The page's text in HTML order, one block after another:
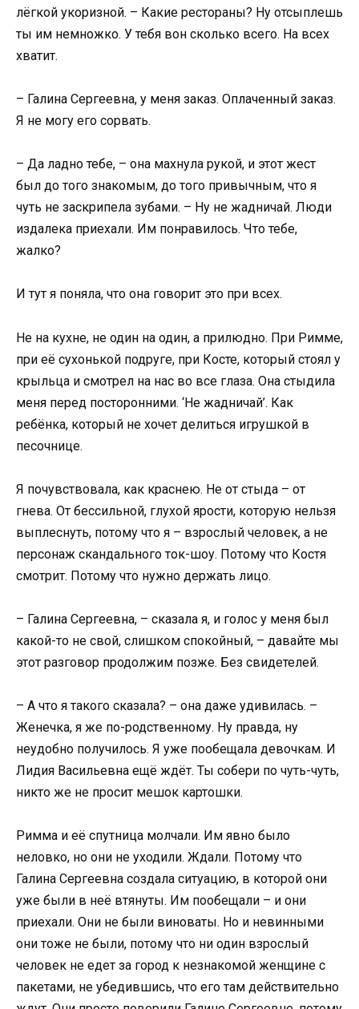
лёгкой укоризной. – Какие рестораны? Ну отсыплешь
ты им немножко. У тебя вон сколько всего. На всех
хватит.
– Галина Сергеевна, у меня заказ. Оплаченный заказ.
Я не могу его сорвать.
– Да ладно тебе, – она махнула рукой, и этот жест
был до того знакомым, до того привычным, что я
чуть не заскрипела зубами. – Ну не жадничай. Люди
издалека приехали. Им понравилось. Что тебе,
жалко?
И тут я поняла, что она говорит это при всех.
Не на кухне, не один на один, а прилюдно. При Римме,
при её сухонькой подруге, при Косте, который стоял у
крыльца и смотрел на нас во все глаза. Она стыдила
меня перед посторонними. ‘Не жадничай’. Как
ребёнка, который не хочет делиться игрушкой в
песочнице.
Я почувствовала, как краснею. Не от стыда – от
гнева. От бессильной, глухой ярости, которую нельзя
выплеснуть, потому что я – взрослый человек, а не
персонаж скандального ток-шоу. Потому что Костя
смотрит. Потому что нужно держать лицо.
– Галина Сергеевна, – сказала я, и голос у меня был
какой-то не свой, слишком спокойный, – давайте мы
этот разговор продолжим позже. Без свидетелей.
– А что я такого сказала? – она даже удивилась. –
Женечка, я же по-родственному. Ну правда, ну
неудобно получилось. Я уже пообещала девочкам. И
Лидия Васильевна ещё ждёт. Ты собери по чуть-чуть,
никто же не просит мешок картошки.
Римма и её спутница молчали. Им явно было
неловко, но они не уходили. Ждали. Потому что
Галина Сергеевна создала ситуацию, в которой они
уже были в неё втянуты. Им пообещали – и они
приехали. Они не были виноваты. Но и невинными
они тоже не были, потому что ни один взрослый
человек не едет за город к незнакомой женщине с
пакетами, не убедившись, что его там действительно